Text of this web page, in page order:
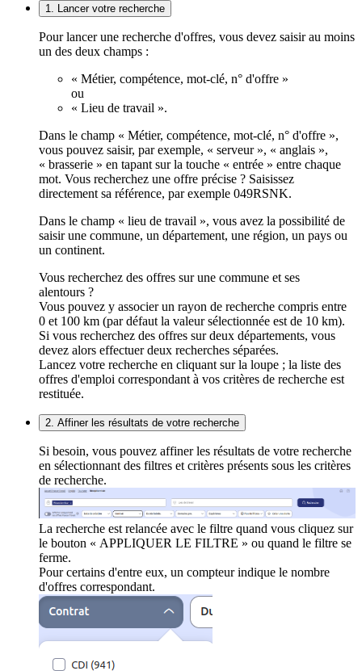
1. Lancer votre recherche
Pour lancer une recherche d'offres, vous devez saisir au moins
un des deux champs :
« Métier, compétence, mot-clé, n° d'offre »
ou
« Lieu de travail ».
Dans le champ « Métier, compétence, mot-clé, n° d'offre »,
vous pouvez saisir, par exemple, « serveur », « anglais »,
« brasserie » en tapant sur la touche « entrée » entre chaque
mot. Vous recherchez une offre précise ? Saisissez
directement sa référence, par exemple 049RSNK.
Dans le champ « lieu de travail », vous avez la possibilité de
saisir une commune, un département, une région, un pays ou
un continent.
Vous recherchez des offres sur une commune et ses
alentours ?
Vous pouvez y associer un rayon de recherche compris entre
0 et 100 km (par défaut la valeur sélectionnée est de 10 km).
Si vous recherchez des offres sur deux départements, vous
devez alors effectuer deux recherches séparées.
Lancez votre recherche en cliquant sur la loupe ; la liste des
offres d'emploi correspondant à vos critères de recherche est
restituée.
2. Affiner les résultats de votre recherche
Si besoin, vous pouvez affiner les résultats de votre recherche
en sélectionnant des filtres et critères présents sous les critères
de recherche.
La recherche est relancée avec le filtre quand vous cliquez sur
le bouton « APPLIQUER LE FILTRE » ou quand le filtre se
ferme.
Pour certains d'entre eux, un compteur indique le nombre
d'offres correspondant.